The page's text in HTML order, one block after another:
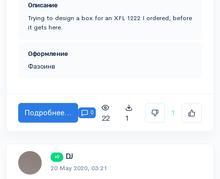
Описание
Trying to design a box for an XFL 1222 I ordered, before
it gets here.
Оформление
Фазоинв
Подробнее... 0
22 1
1
+9 DJ
20 May 2020, 03:21